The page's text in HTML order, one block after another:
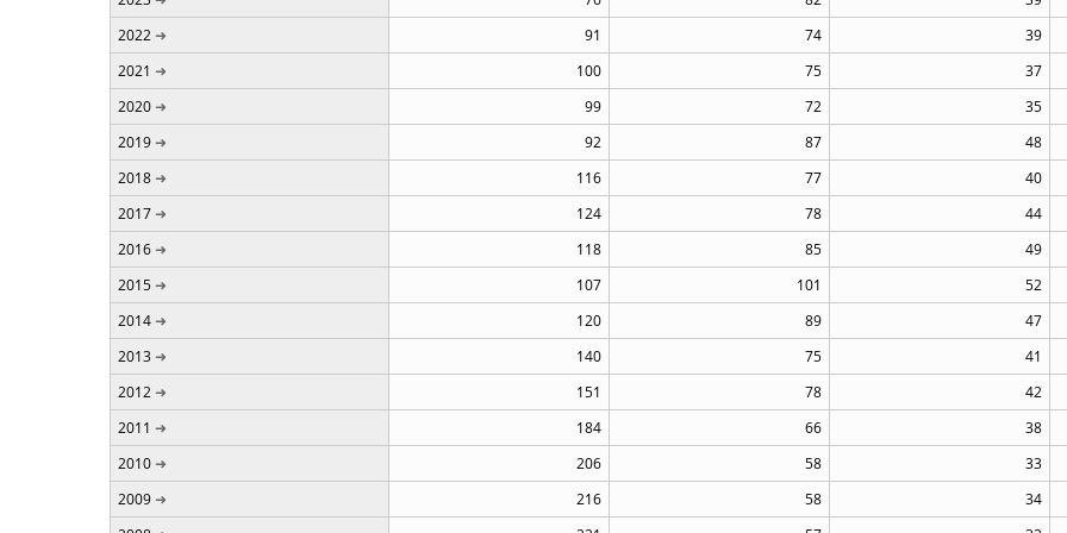
2022
91 74
39
2021
100 75
37
2020
99 72
35
2019
92 87
48
2018
116 77
40
2017
124 78
44
2016
118 85
49
2015
107 101
52
2014
120 89
47
2013
140 75
41
2012
151 78
42
2011
184 66
38
2010
206 58
33
2009
216 58
34